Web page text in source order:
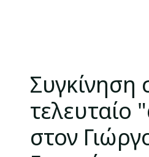
Συγκίνηση
τελευταίο
στον